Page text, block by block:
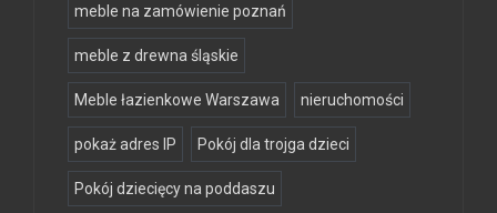
meble na zamówienie poznań
meble z drewna śląskie
Meble łazienkowe Warszawa nieruchomości
pokaż adres IP Pokój dla trojga dzieci
Pokój dziecięcy na poddaszu